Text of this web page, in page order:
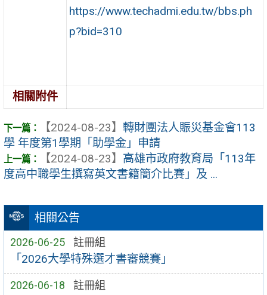
相關公告
2026-06-25 註冊組
「2026大學特殊選才書審競賽」
2026-06-18 註冊組
https://www.techadmi.edu.tw/bbs.ph
p?bid=310
相關附件
【2024-08-23】 轉財團法人賑災基金會113
學 年度第1學期「助學金」申請
【2024-08-23】 高雄市政府教育局「113年
度高中職學生撰寫英文書籍簡介比賽」及 ...